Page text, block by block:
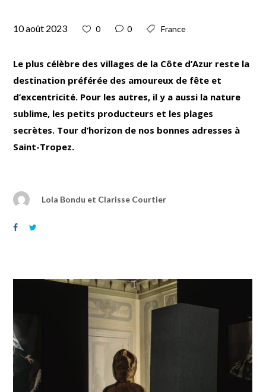
10 août 2023 0 0 France
Le plus célèbre des villages de la Côte d’Azur reste la
destination préférée des amoureux de fête et
d’excentricité. Pour les autres, il y a aussi la nature
sublime, les petits producteurs et les plages
secrètes. Tour d’horizon de nos bonnes adresses à
Saint-Tropez.
Lola Bondu et Clarisse Courtier